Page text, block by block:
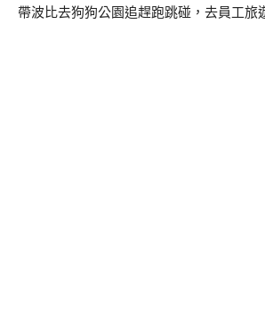
帶波比去狗狗公園追趕跑跳碰，去員工旅